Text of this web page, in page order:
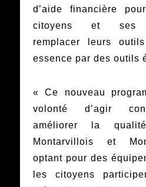
d’aide financière
citoyens et ses
remplacer leurs
essence par des outils
« Ce nouveau
volonté d’agir
améliorer la
Montarvillois et
optant pour des
les citoyens